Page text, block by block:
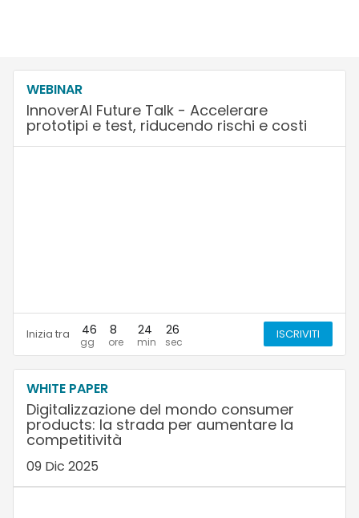
WEBINAR
InnoverAI Future Talk - Accelerare
prototipi e test, riducendo rischi e costi
Inizia tra 46 8 24 25 ISCRIVITI
WHITE PAPER
Digitalizzazione del mondo consumer
products: la strada per aumentare la
competitività
09 Dic 2025